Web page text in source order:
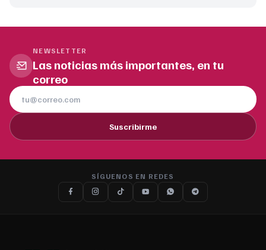
NEWSLETTER
Las noticias más importantes, en tu
correo
Suscribirme
SÍGUENOS EN REDES